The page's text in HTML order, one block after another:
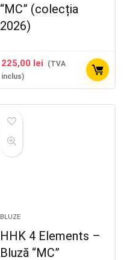
“MC” (colecția
2026)
225,00 lei
(TVA
inclus)
BLUZE
HHK 4 Elements –
Bluză “MC”